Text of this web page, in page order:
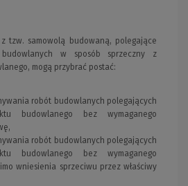
tzw. samowolą budowaną, polegające
w sposób sprzeczny z
mogą przybrać postać:
robót budowlanych polegających
budowlanego bez wymaganego
robót budowlanych polegających
budowlanego bez wymaganego
wniesienia sprzeciwu przez właściwy